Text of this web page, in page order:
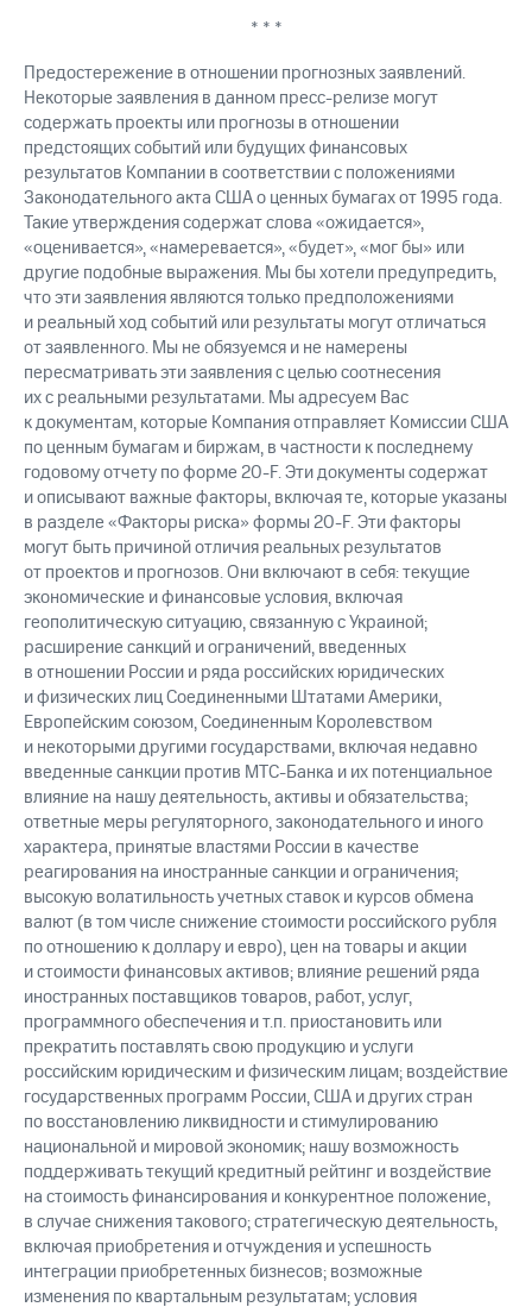
* * *
Предостережение в отношении прогнозных заявлений.
Некоторые заявления в данном пресс-релизе могут
содержать проекты или прогнозы в отношении
предстоящих событий или будущих финансовых
результатов Компании в соответствии с положениями
Законодательного акта США о ценных бумагах от 1995 года.
Такие утверждения содержат слова «ожидается»,
«оценивается», «намеревается», «будет», «мог бы» или
другие подобные выражения. Мы бы хотели предупредить,
что эти заявления являются только предположениями
и реальный ход событий или результаты могут отличаться
от заявленного. Мы не обязуемся и не намерены
пересматривать эти заявления с целью соотнесения
их с реальными результатами. Мы адресуем Вас
к документам, которые Компания отправляет Комиссии США
по ценным бумагам и биржам, в частности к последнему
годовому отчету по форме 20-F. Эти документы содержат
и описывают важные факторы, включая те, которые указаны
в разделе «Факторы риска» формы 20-F. Эти факторы
могут быть причиной отличия реальных результатов
от проектов и прогнозов. Они включают в себя: текущие
экономические и финансовые условия, включая
геополитическую ситуацию, связанную с Украиной;
расширение санкций и ограничений, введенных
в отношении России и ряда российских юридических
и физических лиц Соединенными Штатами Америки,
Европейским союзом, Соединенным Королевством
и некоторыми другими государствами, включая недавно
введенные санкции против МТС-Банка и их потенциальное
влияние на нашу деятельность, активы и обязательства;
ответные меры регуляторного, законодательного и иного
характера, принятые властями России в качестве
реагирования на иностранные санкции и ограничения;
высокую волатильность учетных ставок и курсов обмена
валют (в том числе снижение стоимости российского рубля
по отношению к доллару и евро), цен на товары и акции
и стоимости финансовых активов; влияние решений ряда
иностранных поставщиков товаров, работ, услуг,
программного обеспечения и т.п. приостановить или
прекратить поставлять свою продукцию и услуги
российским юридическим и физическим лицам; воздействие
государственных программ России, США и других стран
по восстановлению ликвидности и стимулированию
национальной и мировой экономик; нашу возможность
поддерживать текущий кредитный рейтинг и воздействие
на стоимость финансирования и конкурентное положение,
в случае снижения такового; стратегическую деятельность,
включая приобретения и отчуждения и успешность
интеграции приобретенных бизнесов; возможные
изменения по квартальным результатам; условия